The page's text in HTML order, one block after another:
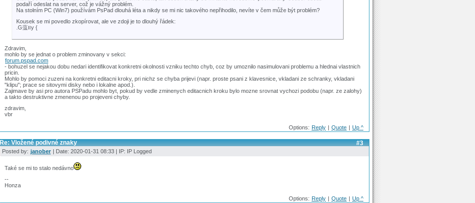
podaří odeslat na server, což je vážný problém.
Na stolním PC (Win7) používám PsPad dlouhá léta a nikdy se mi nic takového nepřihodilo, nevíte v čem může být problém?
Kousek se mi povedlo zkopírovat, ale ve zdoji je to dlouhý řádek:
.G蕰װy {
Zdravim,
mohlo by se jednat o problem zminovany v sekci:
forum.pspad.com
- bohuzel se nejakou dobu nedari identifikovat konkretni okolnosti vzniku techto chyb, coz by umoznilo nasimulovani problemu a hlednai vlastnich
pricin.
Mohlo by pomoci zuzeni na konkretni editacni kroky, pri nichz se chyba prijevi (napr. proste psani z klavesnice, vkladani ze schranky, vkladani
"klipu"; prace se sitovymi disky nebo i lokalne apod.).
Zajimave by asi pro autora PSPadu mohlo byt, pokud by vedle zminenych editacnich kroku bylo mozne srovnat vychozi podobu (napr. ze zalohy)
a takto destruktivne zmenenou po projeveni chyby.
zdravim,
vbr
Options: Reply | Quote | Up ^
#3
Re: Vložené podivné znaky
Posted by: janober | Date: 2020-01-31 08:33 | IP: IP Logged
Také se mi to stalo nedávno
--
Honza
Options: Reply Quote Up ^